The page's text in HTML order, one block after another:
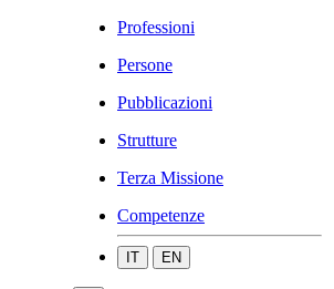
Professioni
Persone
Pubblicazioni
Strutture
Terza Missione
Competenze
IT EN